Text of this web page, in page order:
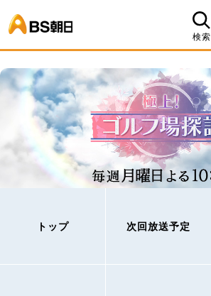
検索
トップ 次回放送予定